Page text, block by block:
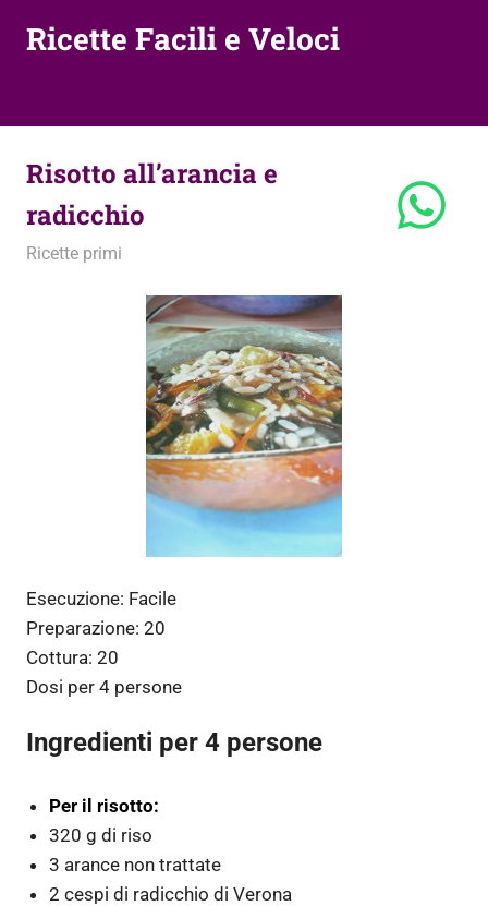
Ricette Facili e Veloci
Risotto all’arancia e
radicchio
7 Febbraio 2012
admin
Ricette primi
Esecuzione: Facile
Preparazione: 20
Cottura: 20
Dosi per 4 persone
Ingredienti per 4 persone
Per il risotto:
320 g di riso
3 arance non trattate
2 cespi di radicchio di Verona